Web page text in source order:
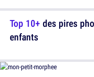
Top 10+ des pires
enfants